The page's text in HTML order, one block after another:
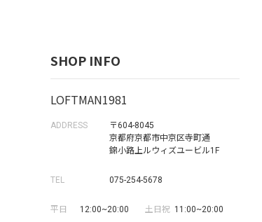
SHOP INFO
LOFTMAN1981
ADDRESS
〒604-8045
京都府京都市中京区寺町通
錦小路上ルウィズユービル1F
TEL 075-254-5678
平日 12:00~20:00 土日祝 11:00~20:00